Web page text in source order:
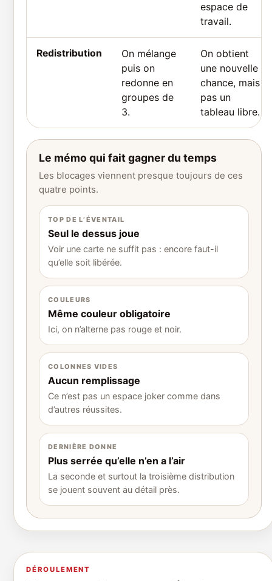
espace de
travail.
Redistribution
On mélange
puis on
redonne en
groupes de
3.
On obtient
une nouvelle
chance, mais
pas un
tableau libre.
Le mémo qui fait gagner du temps
Les blocages viennent presque toujours de ces
quatre points.
TOP DE L’ÉVENTAIL
Seul le dessus joue
Voir une carte ne suffit pas : encore faut-il
qu’elle soit libérée.
COULEURS
Même couleur obligatoire
Ici, on n’alterne pas rouge et noir.
COLONNES VIDES
Aucun remplissage
Ce n’est pas un espace joker comme dans
d’autres réussites.
DERNIÈRE DONNE
Plus serrée qu’elle n’en a l’air
La seconde et surtout la troisième distribution
se jouent souvent au détail près.
DÉROULEMENT